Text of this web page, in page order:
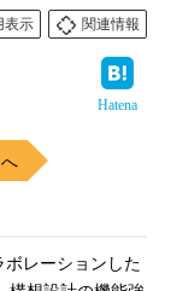
表示
関連情報
Hatena
レーションした